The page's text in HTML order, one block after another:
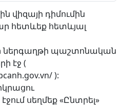
վիզայի դիմումին
հետևեք հետևյալ
ներգաղթի պաշտոնական
էջ (
):
սեղմեք «Ընտրել»